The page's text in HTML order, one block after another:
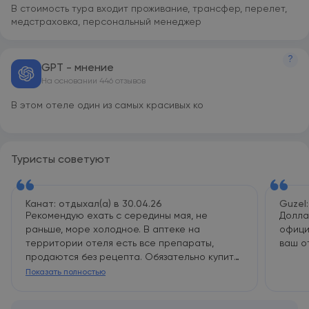
В стоимость тура входит проживание, трансфер, перелет,
медстраховка, персональный менеджер
GPT - мнение
На основании 446 отзывов
?
В этом отеле один из самых красивых коралловых рифов и
Туристы советуют
Канат: отдыхал(а) в 30.04.26
Рекомендую ехать с середины мая, не
раньше, море холодное. В аптеке на
территории отеля есть все препараты,
продаются без рецепта. Обязательно купите
хорошую маску для снорклинга, по близости
Показать полностью
ваш